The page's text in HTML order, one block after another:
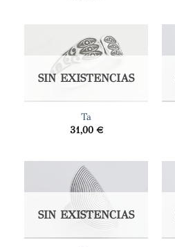
SIN EXISTENCIAS
Ta
31,00 €
SIN EXISTENCIAS